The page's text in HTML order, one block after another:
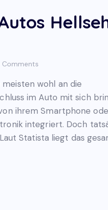
Comments
wohl an die
im Auto mit sich
ihrem Smartphone
integriert. Doch
Statista liegt das